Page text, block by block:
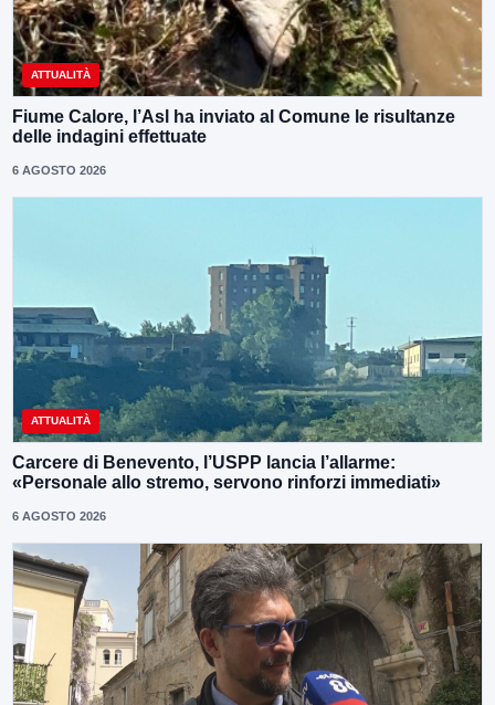
ATTUALITÀ
Fiume Calore, l’Asl ha inviato al Comune le risultanze
delle indagini effettuate
6 AGOSTO 2026
ATTUALITÀ
Carcere di Benevento, l’USPP lancia l’allarme:
«Personale allo stremo, servono rinforzi immediati»
6 AGOSTO 2026